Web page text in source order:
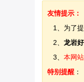
友情提示：
1、为了提
2、 龙岩
3、 本网
特别提醒 ：